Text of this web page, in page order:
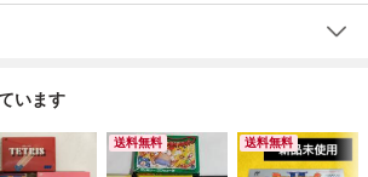
います
送料無料 送料無料